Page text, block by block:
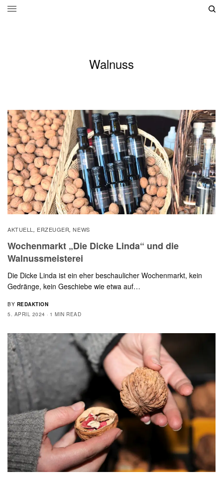
Walnuss
AKTUELL , ERZEUGER,NEWS
Wochenmarkt „Die Dicke Linda“ und die
Walnussmeisterei
Die Dicke Linda ist ein eher beschaulicher Wochenmarkt, kein
Gedränge, kein Geschiebe wie etwa auf…
BY REDAKTION
5. APRIL 2024
1 MIN READ